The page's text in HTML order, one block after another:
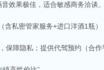
效果极佳，适合敏感商务洽谈
含私密管家服务+进口洋酒1瓶）
保障隐私；提供代驾预约（合